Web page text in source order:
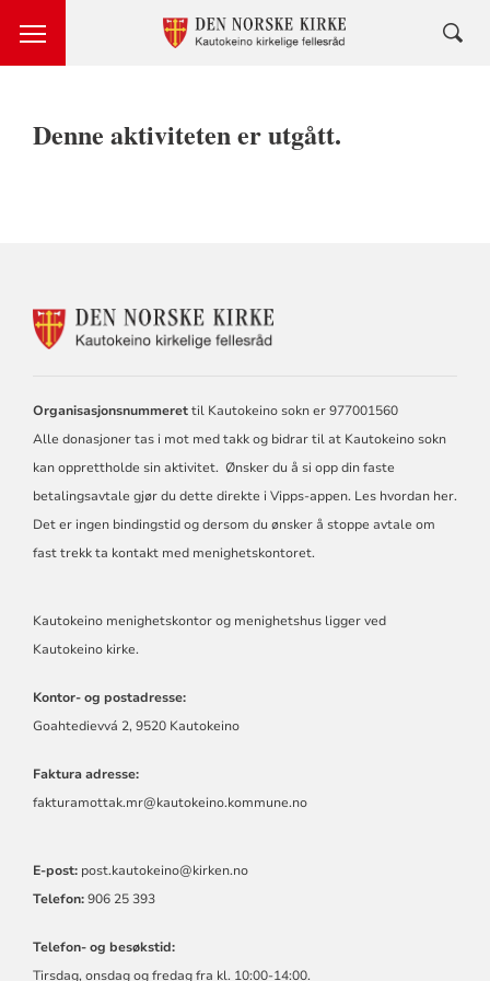
Denne aktiviteten er utgått.
KONTAKTINFORMASJON
FOR
FELLESRÅD
Organisasjonsnummerettil Kautokeino sokn er 977001560
Alle donasjoner tas i mot med takk og bidrar til at Kautokeino sokn
kan opprettholde sin aktivitet. Ønsker du å si opp din faste
betalingsavtale gjør du dette direkte i Vipps-appen. Les hvordan her.
Det er ingen bindingstid og dersom du ønsker å stoppe avtale om
fast trekk ta kontakt med menighetskontoret.
Kautokeino menighetskontor og menighetshus ligger ved
Kautokeino kirke.
Kontor- og postadresse:
Goahtedievvá 2, 9520 Kautokeino
Faktura adresse:
fakturamottak.mr@kautokeino.kommune.no
E-post: post.kautokeino@kirken.no
Telefon:906 25 393
Telefon- og besøkstid:
Tirsdag, onsdag og fredag fra kl. 10:00-14:00.